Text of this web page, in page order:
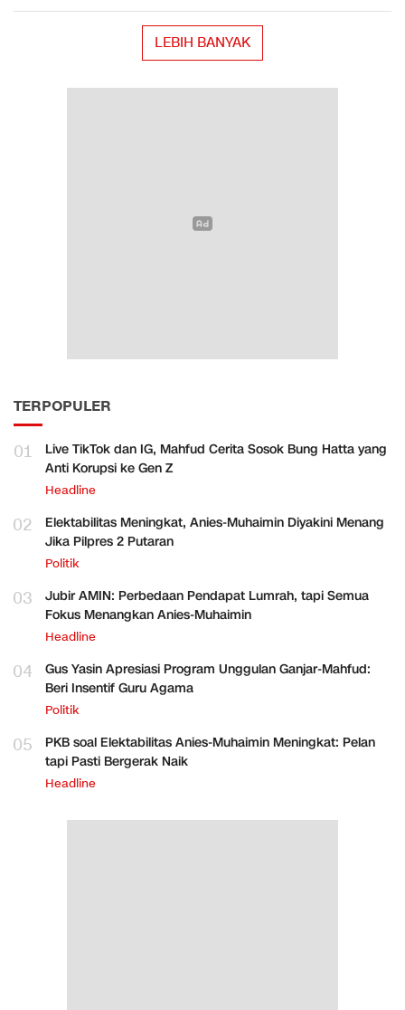
LEBIH BANYAK
TERPOPULER
01
Live TikTok dan IG, Mahfud Cerita Sosok Bung Hatta yang
Anti Korupsi ke Gen Z
Headline
02
Elektabilitas Meningkat, Anies-Muhaimin Diyakini Menang
Jika Pilpres 2 Putaran
Politik
03
Jubir AMIN: Perbedaan Pendapat Lumrah, tapi Semua
Fokus Menangkan Anies-Muhaimin
Headline
04
Gus Yasin Apresiasi Program Unggulan Ganjar-Mahfud:
Beri Insentif Guru Agama
Politik
05
PKB soal Elektabilitas Anies-Muhaimin Meningkat: Pelan
tapi Pasti Bergerak Naik
Headline